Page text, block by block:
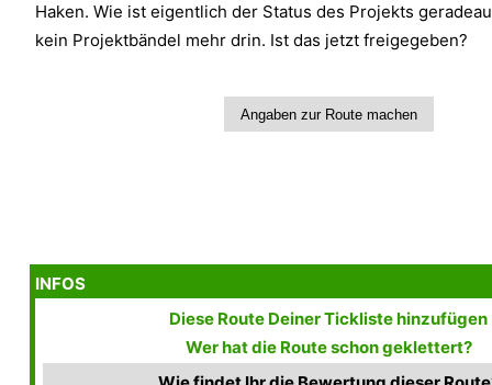
Haken. Wie ist eigentlich der Status des Projekts
kein Projektbändel mehr drin. Ist das jetzt freigegeben?
INFOS
Diese Route Deiner Tickliste hinzufügen
Wer hat die Route schon geklettert?